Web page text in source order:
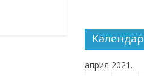
Календар
април 2021.